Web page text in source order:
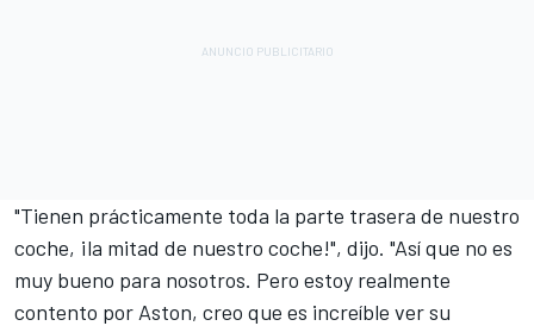
"Tienen prácticamente toda la parte trasera de nuestro
coche, ¡la mitad de nuestro coche!", dijo. "Así que no es
muy bueno para nosotros. Pero estoy realmente
contento por Aston, creo que es increíble ver su